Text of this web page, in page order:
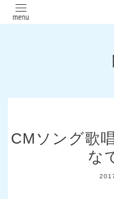
CMソング歌
な